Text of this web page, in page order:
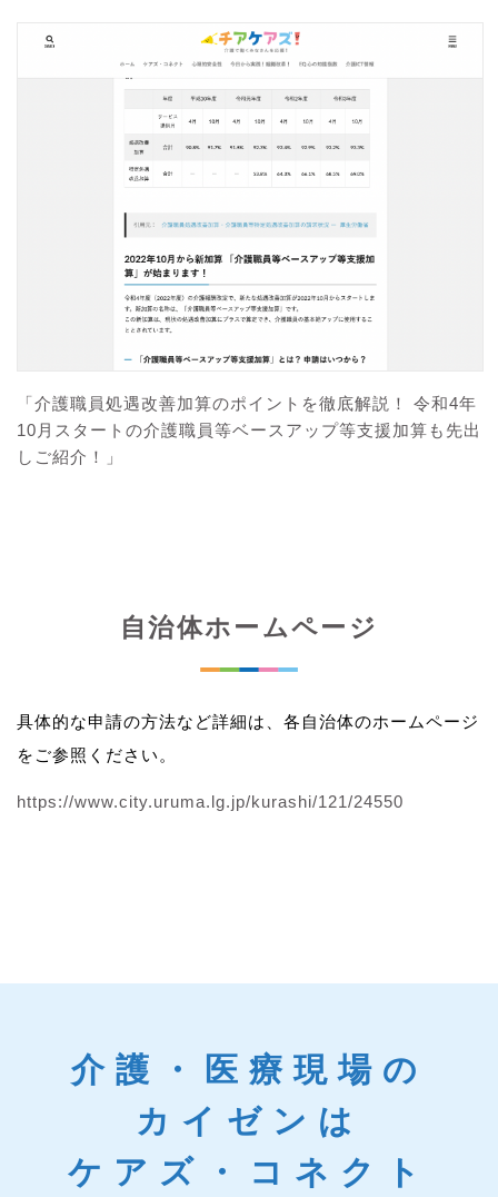
「介護職員処遇改善加算のポイントを徹底解説！ 令和4年
10月スタートの介護職員等ベースアップ等支援加算も先出
しご紹介！」
自治体ホームページ
具体的な申請の方法など詳細は、各自治体のホームページ
をご参照ください。
https://www.city.uruma.lg.jp/kurashi/121/24550
介護・医療現場の
カイゼンは
ケアズ・コネクト